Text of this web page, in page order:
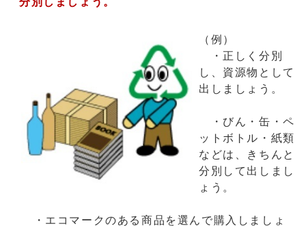
（例）
・正しく分別
し、資源物として
出しましょう。
・びん・缶・ペ
ットボトル・紙類
などは、きちんと
分別して出しまし
ょう。
・エコマークのある商品を選んで購入しましょ